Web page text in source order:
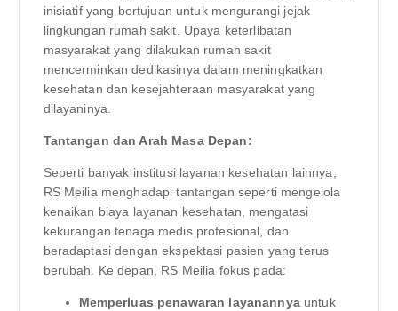
inisiatif yang bertujuan untuk mengurangi jejak
lingkungan rumah sakit. Upaya keterlibatan
masyarakat yang dilakukan rumah sakit
mencerminkan dedikasinya dalam meningkatkan
kesehatan dan kesejahteraan masyarakat yang
dilayaninya.
Tantangan dan Arah Masa Depan:
Seperti banyak institusi layanan kesehatan lainnya,
RS Meilia menghadapi tantangan seperti mengelola
kenaikan biaya layanan kesehatan, mengatasi
kekurangan tenaga medis profesional, dan
beradaptasi dengan ekspektasi pasien yang terus
berubah. Ke depan, RS Meilia fokus pada:
Memperluas penawaran layanannyauntuk